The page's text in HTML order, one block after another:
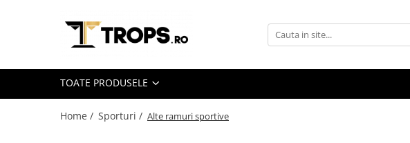
Toate Produsele
TOATE PRODUSELE
Home / Sporturi / Alte ramuri sportive